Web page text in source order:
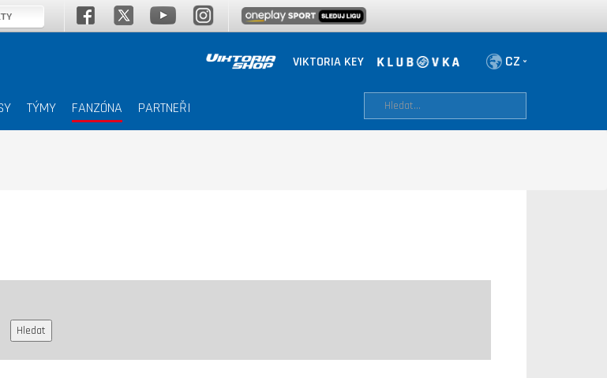
VIKTORIA KEY
TÝMY FANZÓNA PARTNEŘI